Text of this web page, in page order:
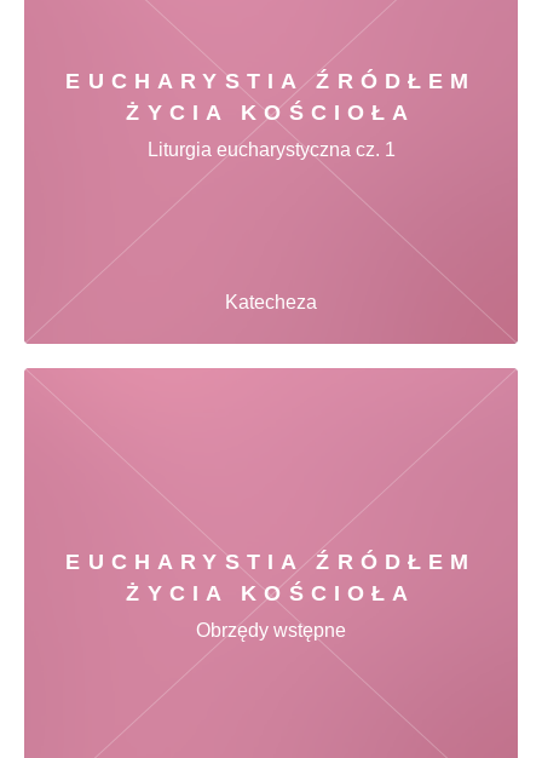
EUCHARYSTIA ŹRÓDŁEM
ŻYCIA KOŚCIOŁA
Katecheza
Liturgia eucharystyczna cz. 1
EUCHARYSTIA ŹRÓDŁEM
ŻYCIA KOŚCIOŁA
Obrzędy wstępne